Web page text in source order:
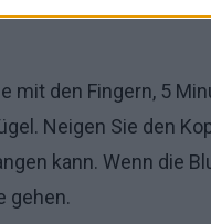
mit den Fingern, 5
Neigen Sie den
kann. Wenn die
gehen.